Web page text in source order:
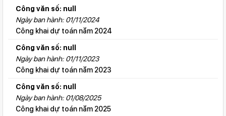
Tiểu học Lý Tự Trọng , xã Cư Jút.
Số ký hiệu: 2615/QĐ-SGDĐT
Ngày ban hành: 06/08/2026
Quyết định công nhận kiểm định chất lượng giáo dục Trường
Tiểu học Nguyễn Bỉnh Khiêm, xã Đức linh.
Số ký hiệu: 2647/QĐ-SGDĐT
Ngày ban hành: 06/08/2026
QĐ cho phép thành lập TTNN-TH Anh Việt
Số ký hiệu: 2617/QĐ-SGDĐT
Công văn số: null
Ngày ban hành: 01/11/2024
Công khai dự toán năm 2024
Công văn số: null
Ngày ban hành: 01/11/2023
Công khai dự toán năm 2023
Công văn số: null
Ngày ban hành: 01/08/2025
Công khai dự toán năm 2025